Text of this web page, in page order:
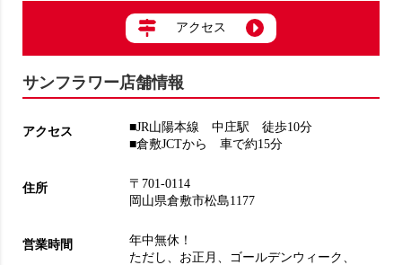
アクセス
サンフラワー店舗情報
アクセス
■JR山陽本線 中庄駅 徒歩10分
■倉敷JCTから 車で約15分
住所
〒701-0114
岡山県倉敷市松島1177
営業時間
年中無休！
ただし、お正月、ゴールデンウィーク、